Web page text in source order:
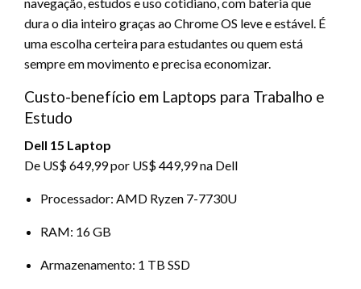
navegação, estudos e uso cotidiano, com bateria que
dura o dia inteiro graças ao Chrome OS leve e estável. É
uma escolha certeira para estudantes ou quem está
sempre em movimento e precisa economizar.
Custo-benefício em Laptops para Trabalho e
Estudo
Dell 15 Laptop
De US$ 649,99 por US$ 449,99 na Dell
Processador: AMD Ryzen 7-7730U
RAM: 16 GB
Armazenamento: 1 TB SSD